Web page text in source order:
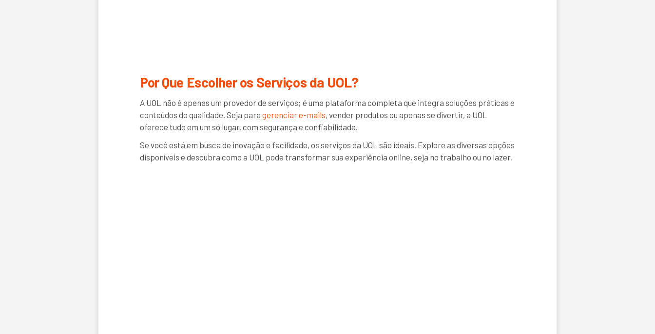
Por Que Escolher os Serviços da UOL?
A UOL não é apenas um provedor de serviços; é uma plataforma completa que integra soluções práticas e
conteúdos de qualidade. Seja para gerenciar e-mails, vender produtos ou apenas se divertir, a UOL
oferece tudo em um só lugar, com segurança e confiabilidade.
Se você está em busca de inovação e facilidade, os serviços da UOL são ideais. Explore as diversas opções
disponíveis e descubra como a UOL pode transformar sua experiência online, seja no trabalho ou no lazer.